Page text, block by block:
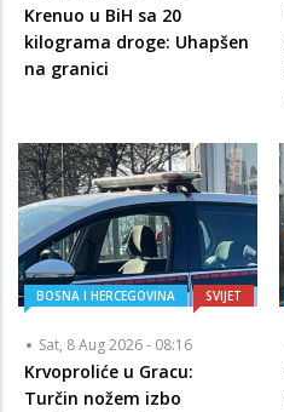
Krenuo u BiH sa 20
kilograma droge: Uhapšen
na granici
BOSNA I HERCEGOVINA SVIJET
Sat, 8 Aug 2026 - 08:16
Krvoproliće u Gracu:
Turčin nožem izbo